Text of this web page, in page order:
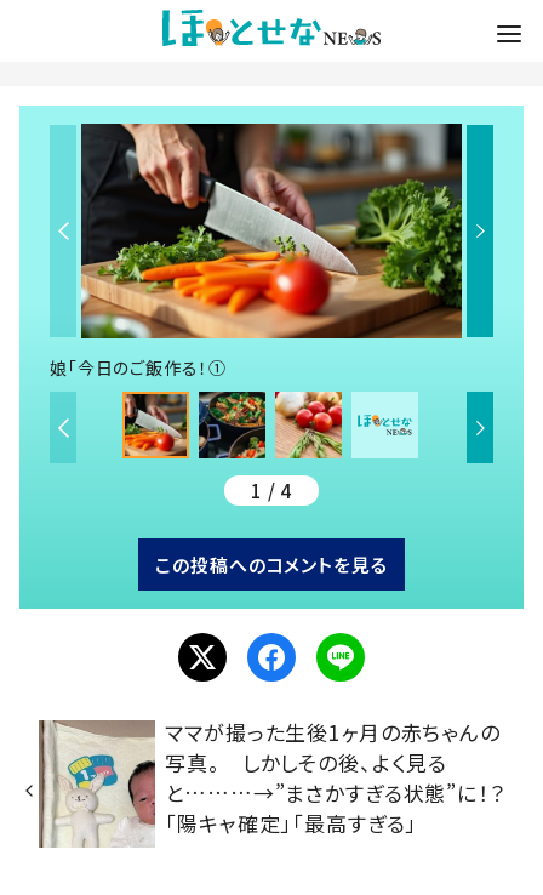
娘「今日のご飯作る！➀
1 / 4
この投稿へのコメントを見る
ママが撮った生後1ヶ月の赤ちゃんの
写真。 しかしその後、よく見る
と………→”まさかすぎる状態”に！？
「陽キャ確定」「最高すぎる」